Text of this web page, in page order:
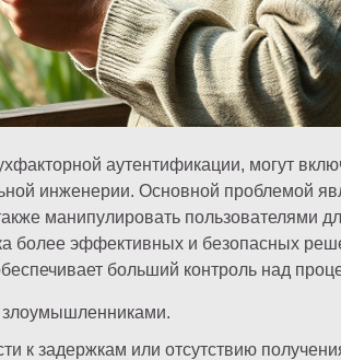
аутентификации, могут
инженерии. Основной проблемой
манипулировать пользователями
более эффективных и безопасных
больший контроль над
к задержкам или отсутствию